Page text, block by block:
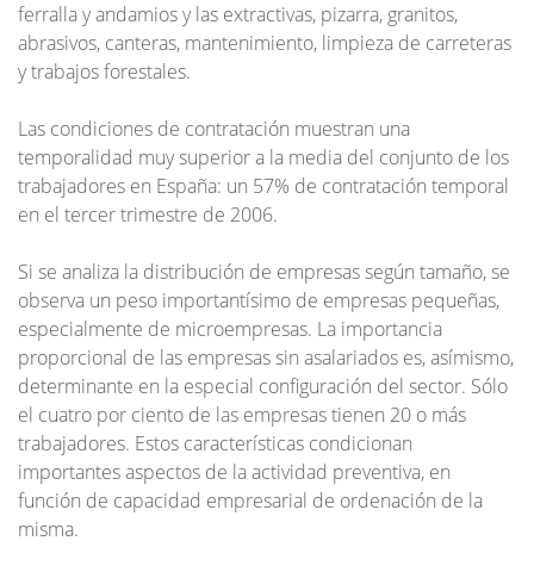
ferralla y andamios y las extractivas, pizarra, granitos,
abrasivos, canteras, mantenimiento, limpieza de carreteras
y trabajos forestales.
Las condiciones de contratación muestran una
temporalidad muy superior a la media del conjunto de los
trabajadores en España: un 57% de contratación temporal
en el tercer trimestre de 2006.
Si se analiza la distribución de empresas según tamaño, se
observa un peso importantísimo de empresas pequeñas,
especialmente de microempresas. La importancia
proporcional de las empresas sin asalariados es, asímismo,
determinante en la especial configuración del sector. Sólo
el cuatro por ciento de las empresas tienen 20 o más
trabajadores. Estos características condicionan
importantes aspectos de la actividad preventiva, en
función de capacidad empresarial de ordenación de la
misma.